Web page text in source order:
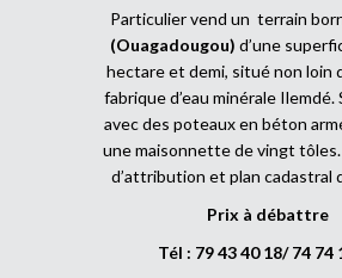
Particulier vend un terrain
(Ouagadougou) d’une
hectare et demi, situé non loin
fabrique d’eau minérale
avec des poteaux en béton
une maisonnette de vingt
d’attribution et plan cadastral
Prix à débattre
Tél : 79 43 40 18/ 74 74